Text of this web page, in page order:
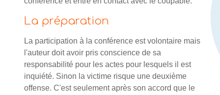
La préparation
La participation à la conférence est volontaire mais
l'auteur doit avoir pris conscience de sa
responsabilité pour les actes pour lesquels il est
inquiété. Sinon la victime risque une deuxième
offense. C'est seulement après son accord que le